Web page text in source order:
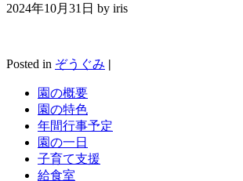
2024年10月31日 by iris
Posted in ぞうぐみ |
園の概要
園の特色
年間行事予定
園の一日
子育て支援
給食室